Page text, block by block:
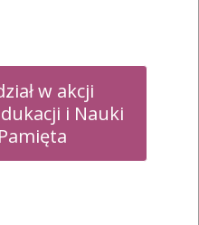
w akcji